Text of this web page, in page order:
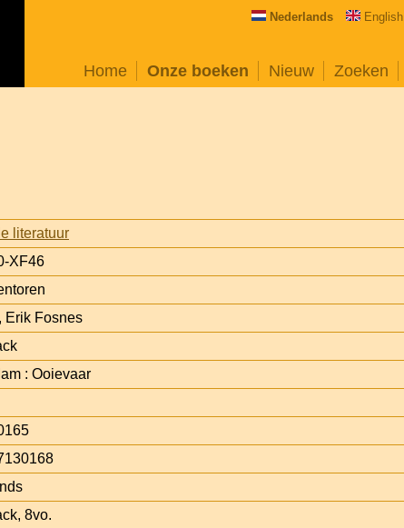
Nederlands English
Home Onze boeken Nieuw Zoeken
literatuur
XF46
Erik Fosnes
: Ooievaar
8vo.